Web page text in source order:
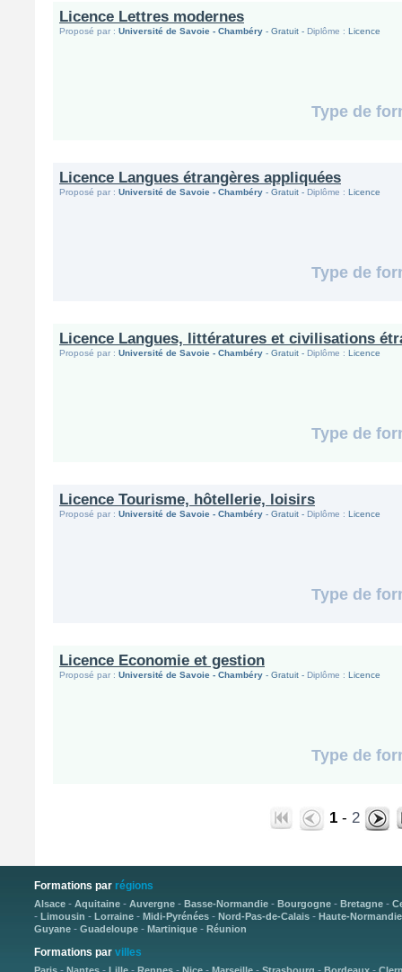
Licence Lettres modernes
Proposé par : Université de Savoie - Chambéry - Gratuit - Diplôme : Licence
Type de
Licence Langues étrangères appliquées
Proposé par : Université de Savoie - Chambéry - Gratuit - Diplôme : Licence
Type de
Licence Langues, littératures et civilisations
Proposé par : Université de Savoie - Chambéry - Gratuit - Diplôme : Licence
Type de
Licence Tourisme, hôtellerie, loisirs
Proposé par : Université de Savoie - Chambéry - Gratuit - Diplôme : Licence
Type de
Licence Economie et gestion
Proposé par : Université de Savoie - Chambéry - Gratuit - Diplôme : Licence
Type de
1 - 2
Formations par régions
Alsace- Aquitaine- Auvergne- Basse-Normandie- Bourgogne- Bretagne-
- Limousin - Lorraine- Midi-Pyrénées- Nord-Pas-de-Calais- Haute-Normandie
Guyane- Guadeloupe- Martinique- Réunion
Formations par villes